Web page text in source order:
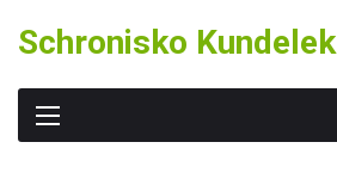
content
Schronisko Kundelek